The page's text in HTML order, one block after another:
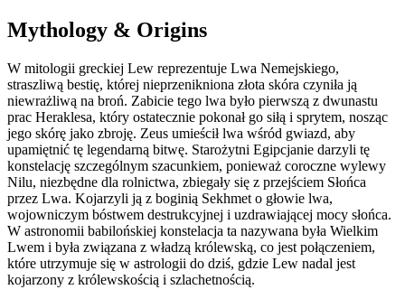
Mythology & Origins
W mitologii greckiej Lew reprezentuje Lwa Nemejskiego,
straszliwą bestię, której nieprzenikniona złota skóra czyniła ją
niewrażliwą na broń. Zabicie tego lwa było pierwszą z dwunastu
prac Heraklesa, który ostatecznie pokonał go siłą i sprytem, nosząc
jego skórę jako zbroję. Zeus umieścił lwa wśród gwiazd, aby
upamiętnić tę legendarną bitwę. Starożytni Egipcjanie darzyli tę
konstelację szczególnym szacunkiem, ponieważ coroczne wylewy
Nilu, niezbędne dla rolnictwa, zbiegały się z przejściem Słońca
przez Lwa. Kojarzyli ją z boginią Sekhmet o głowie lwa,
wojowniczym bóstwem destrukcyjnej i uzdrawiającej mocy słońca.
W astronomii babilońskiej konstelacja ta nazywana była Wielkim
Lwem i była związana z władzą królewską, co jest połączeniem,
które utrzymuje się w astrologii do dziś, gdzie Lew nadal jest
kojarzony z królewskością i szlachetnością.